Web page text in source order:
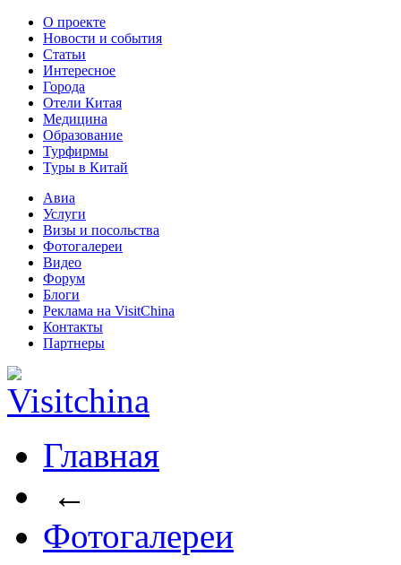
О проекте
Новости и события
Статьи
Интересное
Города
Отели Китая
Медицина
Образование
Турфирмы
Туры в Китай
Авиа
Услуги
Визы и посольства
Фотогалереи
Видео
Форум
Блоги
Реклама на VisitChina
Контакты
Партнеры
Главная
←
Фотогалереи